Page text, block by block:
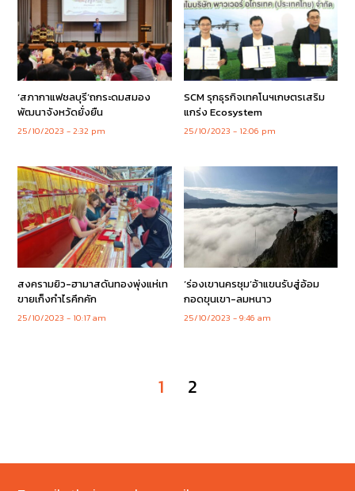
‘สภากาแฟชลบุรี’ถกระดมสมอง
พัฒนาจังหวัดยั่งยืน
25/10/2023 2:32 pm
SCM รุกธุรกิจเทคโนฯเกษตรเสริม
แกร่ง Ecosystem
25/10/2023 12:06 pm
สงครามยิว-ฮามาสดันทองพุ่งแห่เท
ขายเก็งกำไรคึกคัก
25/10/2023 10:17 am
‘ร่องเขานครชุม’อ้าแขนรับสู่อ้อม
กอดขุนเขา-ลมหนาว
25/10/2023 9:46 am
1 2